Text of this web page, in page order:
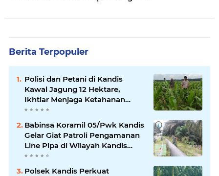
Berita Terpopuler
Polisi dan Petani di Kandis
Kawal Jagung 12 Hektare,
Ikhtiar Menjaga Ketahanan
Pangan
Babinsa Koramil 05/Pwk Kandis
Gelar Giat Patroli Pengamanan
Line Pipa di Wilayah Kandis
Kandis
Polsek Kandis Perkuat